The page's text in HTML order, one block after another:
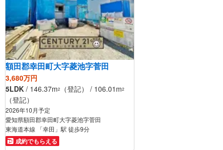
額田郡幸田町大字菱池字菅田
3,680万円
5LDK / 146.37m2 （登記） / 106.01m2
（登記）
2026年10月予定
愛知県額田郡幸田町大字菱池字菅田
東海道本線 「幸田」駅 徒歩9分
成約でもらえる